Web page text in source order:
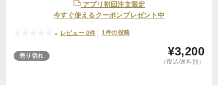
アプリ初回注文限定
今すぐ使えるクーポンプレゼント中
- レビュー 0件 1件の投稿
売り切れ ¥3,200
（税込/送料別）